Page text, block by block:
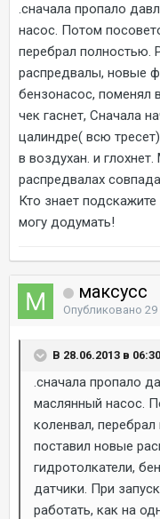
.сначала пропало
насос. Потом
перебрал полностью.
распредвалы, новые
бензонасос, поменял
чек гаснет, Сначала
цалиндре( всю
в воздухан. и
распредвалах
Кто знает
могу додумать!
максусс
Опубликовано 29
В 28.06.2013 в
.сначала пропало
маслянный насос.
коленвал,
поставил новые
гидротолкатели,
датчики. При
работать, как на